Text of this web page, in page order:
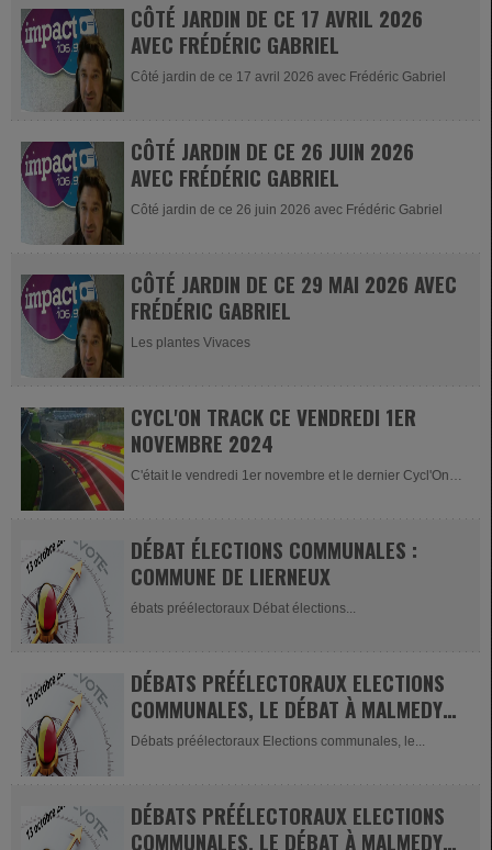
CÔTÉ JARDIN DE CE 17 AVRIL 2026
AVEC FRÉDÉRIC GABRIEL
Côté jardin de ce 17 avril 2026 avec Frédéric Gabriel
CÔTÉ JARDIN DE CE 26 JUIN 2026
AVEC FRÉDÉRIC GABRIEL
Côté jardin de ce 26 juin 2026 avec Frédéric Gabriel
CÔTÉ JARDIN DE CE 29 MAI 2026 AVEC
FRÉDÉRIC GABRIEL
Les plantes Vivaces
CYCL'ON TRACK CE VENDREDI 1ER
NOVEMBRE 2024
C'était le vendredi 1er novembre et le dernier Cycl'On
DÉBAT ÉLECTIONS COMMUNALES :
COMMUNE DE LIERNEUX
ébats préélectoraux Débat élections...
DÉBATS PRÉÉLECTORAUX ELECTIONS
COMMUNALES, LE DÉBAT À MALMEDY,
1ÈRE PARTIE
Débats préélectoraux Elections communales, le...
DÉBATS PRÉÉLECTORAUX ELECTIONS
COMMUNALES, LE DÉBAT À MALMEDY,